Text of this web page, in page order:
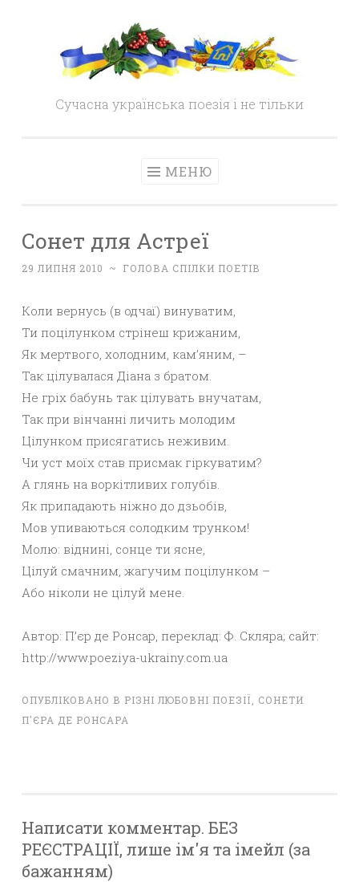
content
Сучасна українська поезія і не тільки
МЕНЮ
Сонет для Астреї
29 ЛИПНЯ 2010 ~ ГОЛОВА СПІЛКИ ПОЕТІВ
Коли вернусь (в одчаї) винуватим,
Ти поцілунком стрінеш крижаним,
Як мертвого, холодним, кам’яним, –
Так цілувалася Діана з братом.
Не гріх бабунь так цілувать внучатам,
Так при вінчанні личить молодим
Цілунком присягатись неживим.
Чи уст моїх став присмак гіркуватим?
А глянь на воркітливих голубів.
Як припадають ніжно до дзьобів,
Мов упиваються солодким трунком!
Молю: віднині, сонце ти ясне,
Цілуй смачним, жагучим поцілунком –
Або ніколи не цілуй мене.
Автор: П’єр де Ронсар, переклад: Ф. Скляра; сайт:
http://www.poeziya-ukrainy.com.ua
ОПУБЛІКОВАНО В РІЗНІ ЛЮБОВНІ ПОЕЗІЇ
СОНЕТИ
П'ЄРА ДЕ РОНСАРА
Написати комментар. БЕЗ
РЕЄСТРАЦІЇ, лише ім'я та імейл (за
бажанням)